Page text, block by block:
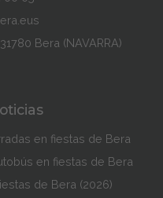
Bera (NAVARRA)
en fiestas de Bera
en fiestas de Bera
de Bera (2026)